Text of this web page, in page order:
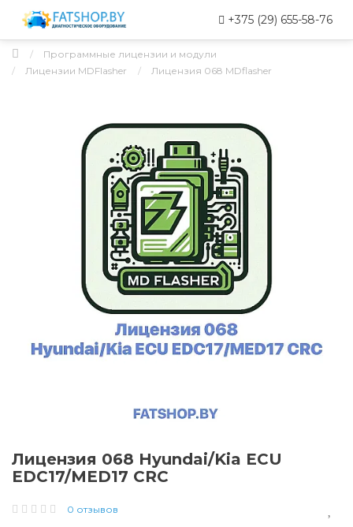
+375 (29) 655-58-76
Программные лицензии и модули
Лицензии MDFlasher
Лицензия 068 MDflasher
Лицензия 068 Hyundai/Kia ECU
EDC17/MED17 CRC
0 отзывов